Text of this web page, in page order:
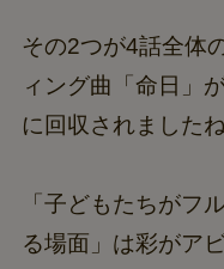
その2つが4話全体
ィング曲「命日」
に回収されましたね
「子どもたちがフ
る場面」は彩がア